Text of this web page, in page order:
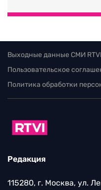
Выходные данные СМИ RTVI
Пользовательское
Политика обработки
Редакция
115280, г. Москва, ул.